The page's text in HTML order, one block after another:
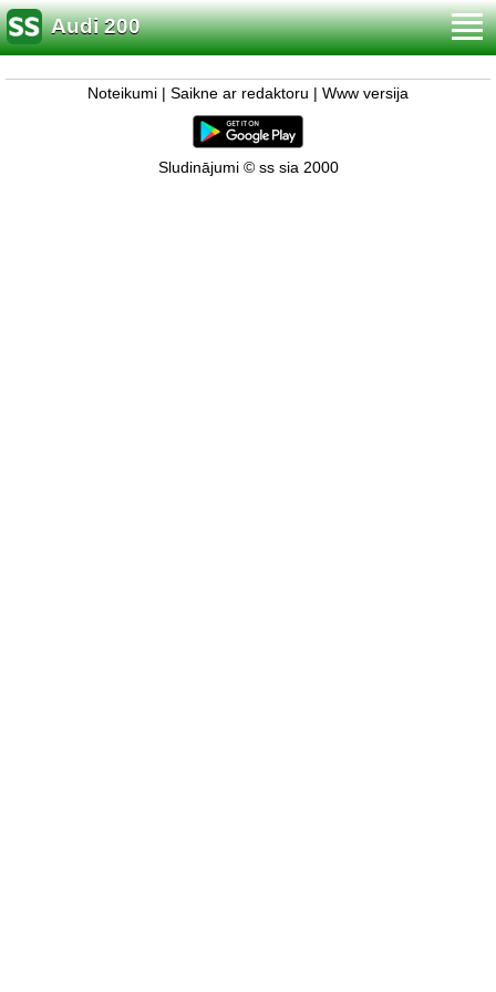
Audi 200
Noteikumi Saikne ar redaktoru Www versija
Sludinājumi © ss sia 2000